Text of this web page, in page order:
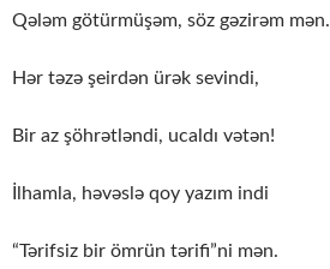
Qələm götürmüşəm, söz gəzirəm mən.
Hər təzə şeirdən ürək sevindi,
Bir az şöhrətləndi, ucaldı vətən!
İlhamla, həvəslə qoy yazım indi
“Tərifsiz bir ömrün tərifi”ni mən.